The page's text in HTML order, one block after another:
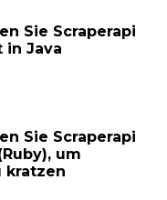
Sie Scraperapi
Java
Sie Scraperapi
um
kratzen